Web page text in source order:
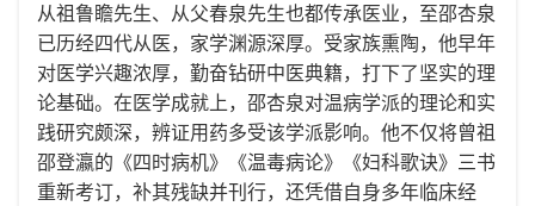
从祖鲁瞻先生、从父春泉先生也都传承医业，至邵杏泉
已历经四代从医，家学渊源深厚。受家族熏陶，他早年
对医学兴趣浓厚，勤奋钻研中医典籍，打下了坚实的理
论基础。​在医学成就上，邵杏泉对温病学派的理论和实
践研究颇深，辨证用药多受该学派影响。他不仅将曾祖
邵登瀛的《四时病机》《温毒病论》《妇科歌诀》三书
重新考订，补其残缺并刊行，还凭借自身多年临床经